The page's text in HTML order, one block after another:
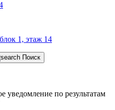
1, этаж 14
Поиск
уведомление по результатам